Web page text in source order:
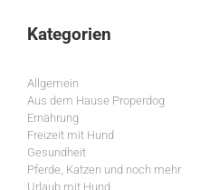
Kategorien
Allgemein
Aus dem Hause Properdog
Ernährung
Freizeit mit Hund
Gesundheit
Pferde, Katzen und noch mehr
Urlaub mit Hund